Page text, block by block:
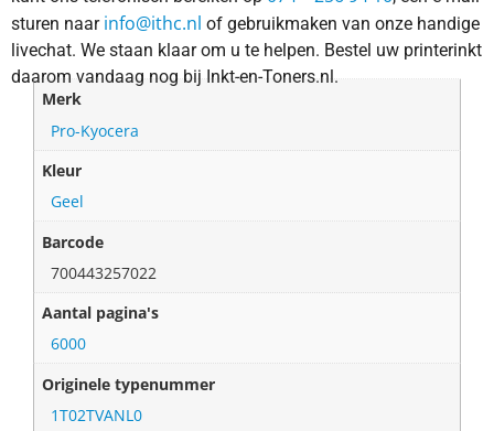
sturen naar info@ithc.nl of gebruikmaken van onze handige
livechat. We staan klaar om u te helpen. Bestel uw printerinkt
daarom vandaag nog bij Inkt-en-Toners.nl.
Merk
Pro-Kyocera
Kleur
Geel
Barcode
700443257022
Aantal pagina's
6000
Originele typenummer
1T02TVANL0